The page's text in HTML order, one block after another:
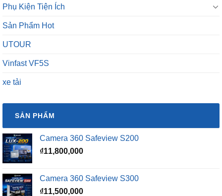
Phụ Kiện Tiện Ích
Sản Phẩm Hot
UTOUR
Vinfast VF5S
xe tải
SẢN PHẨM
Camera 360 Safeview S200
₫11,800,000
Camera 360 Safeview S300
₫11,500,000